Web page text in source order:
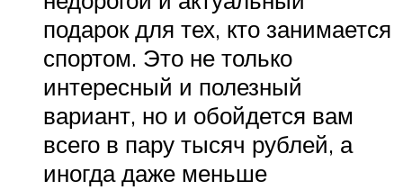
подарок для тех, кто занимается
спортом. Это не только
интересный и полезный
вариант, но и обойдется вам
всего в пару тысяч рублей, а
иногда даже меньше